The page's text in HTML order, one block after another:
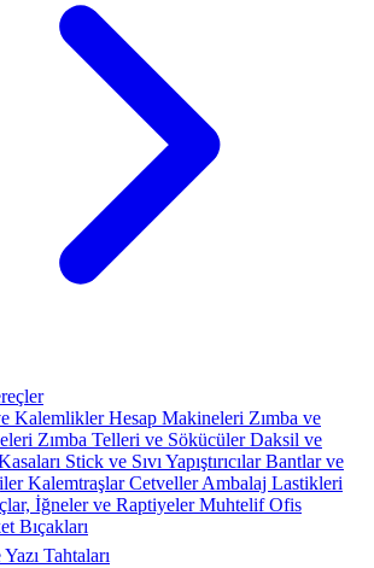
KalemliklerHesap Makineleri Zımba ve
Zımba Telleri ve SökücülerDaksil ve
Stick ve Sıvı YapıştırıcılarBantlar ve
KalemtraşlarCetvellerAmbalaj Lastikleri
İğneler ve RaptiyelerMuhtelif Ofis
Bıçakları
Tahtaları